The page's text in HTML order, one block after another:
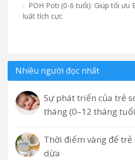
POH Poti (0-6 tuổi): Giúp tối ưu
luật tích cực
Nhiều người đọc nhất
Sự phát triển của trẻ
tháng (0–12 tháng
Thời điểm vàng để
dừa